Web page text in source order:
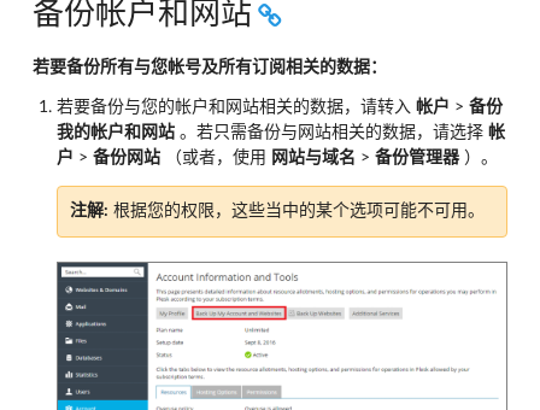
备份帐户和网站
若要备份所有与您帐号及所有订阅相关的数据：
若要备份与您的帐户和网站相关的数据，请转入 帐户 > 备份
我的帐户和网站 。若只需备份与网站相关的数据，请选择 帐
户 > 备份网站 （或者，使用 网站与域名 > 备份管理器）。
注解: 根据您的权限，这些当中的某个选项可能不可用。